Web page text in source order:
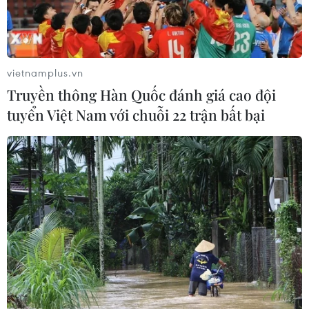
#Bảo vệ chủ quyền biển đảo
#Lịch sử thủy quân triều Nguyễn
#Di sản văn hóa biển đảo
#Chương trình giao lưu tuổi trẻ
#Tư liệu cổ về Hoàng Sa
#Ý nghĩa lễ tiếp nhận sắc bằng
#Giá trị biểu tượng hiện vật
#Nâng cao trách nhiệm bảo vệ biển đảo
#Hành trình lịch sử và chủ quyền
#Hoạt động tuyên truyền biển đảo
TP. Đà Nẵng
vietnamplus.vn
Truyền thông Hàn Quốc đánh giá cao đội
tuyển Việt Nam với chuỗi 22 trận bất bại